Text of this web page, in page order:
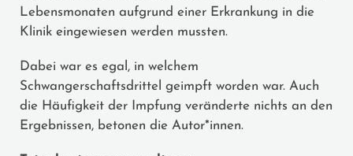
Lebensmonaten aufgrund einer Erkrankung in die
Klinik eingewiesen werden mussten.
Dabei war es egal, in welchem
Schwangerschaftsdrittel geimpft worden war. Auch
die Häufigkeit der Impfung veränderte nichts an den
Ergebnissen, betonen die Autor*innen.